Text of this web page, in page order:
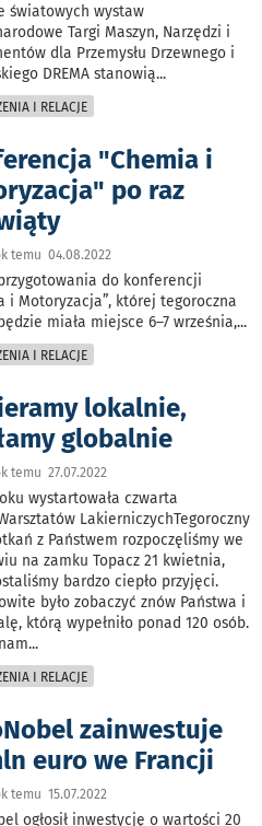
światowych wystaw
Targi Maszyn, Narzędzi i
dla Przemysłu Drzewnego i
DREMA stanowią...
I RELACJE
"Chemia i
po raz
temu 04.08.2022
do konferencji
i Motoryzacja”, której tegoroczna
miała miejsce 6–7 września,...
I RELACJE
lokalnie,
globalnie
temu 27.07.2022
wystartowała czwarta
LakierniczychTegoroczny
z Państwem rozpoczęliśmy we
na zamku Topacz 21 kwietnia,
bardzo ciepło przyjęci.
było zobaczyć znów Państwa i
którą wypełniło ponad 120 osób.
...
I RELACJE
zainwestuje
euro we Francji
temu 15.07.2022
ogłosił inwestycję o wartości 20